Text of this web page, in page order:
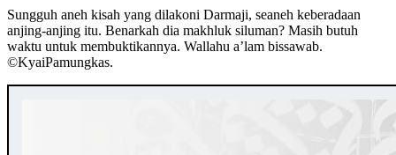
Sungguh aneh kisah yang dilakoni Darmaji, seaneh keberadaan
anjing-anjing itu. Benarkah dia makhluk siluman? Masih butuh
waktu untuk membuktikannya. Wallahu a’lam bissawab.
©️KyaiPamungkas.